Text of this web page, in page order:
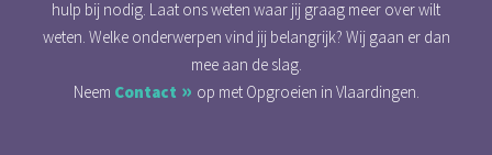
hulp bij nodig. Laat ons weten waar jij graag meer over wilt
weten. Welke onderwerpen vind jij belangrijk? Wij gaan er dan
mee aan de slag.
Neem Contact op met Opgroeien in Vlaardingen.